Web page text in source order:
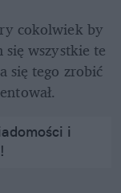
cokolwiek by
się wszystkie te
się tego zrobić
i